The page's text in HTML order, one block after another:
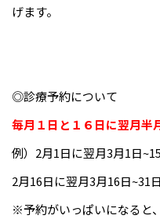
げます。
◎診療予約について
毎月１日と１６日に翌月半
例）2月1日に翌月3月1日
2月16日に翌月3月16日~31
※予約がいっぱいになると